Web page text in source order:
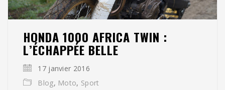
HONDA 1000 AFRICA TWIN :
L’ÉCHAPPÉE BELLE
17 janvier 2016
Blog, Moto, Sport